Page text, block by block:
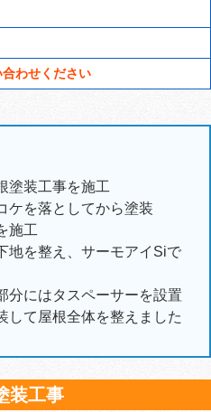
わせください
塗装工事を施工
ケを落としてから塗装
施工
地を整え、サーモアイSiで
分にはタスペーサーを設置
して屋根全体を整えました
装工事